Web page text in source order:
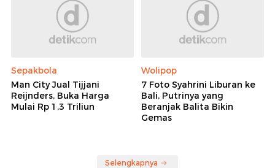
Sepakbola
Man City Jual Tijjani
Reijnders, Buka Harga
Mulai Rp 1,3 Triliun
Wolipop
7 Foto Syahrini Liburan ke
Bali, Putrinya yang
Beranjak Balita Bikin
Gemas
Selengkapnya